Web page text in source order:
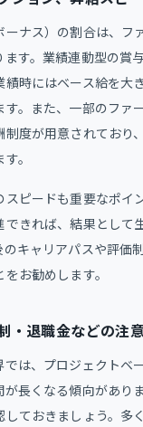
ナス）の割合は、フ
ます。業績連動型の賞
時にはベース給を大
。また、一部のファ
度が用意されており
。
スピードも重要なポイ
できれば、結果として
キャリアパスや評価
お勧めします。
・退職金などの注
は、プロジェクトベ
長くなる傾向があり
ておきましょう。多